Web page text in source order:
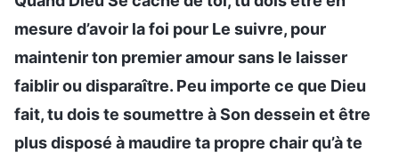
mesure d’avoir la foi pour Le suivre, pour
maintenir ton premier amour sans le laisser
faiblir ou disparaître. Peu importe ce que Dieu
fait, tu dois te soumettre à Son dessein et être
plus disposé à maudire ta propre chair qu’à te